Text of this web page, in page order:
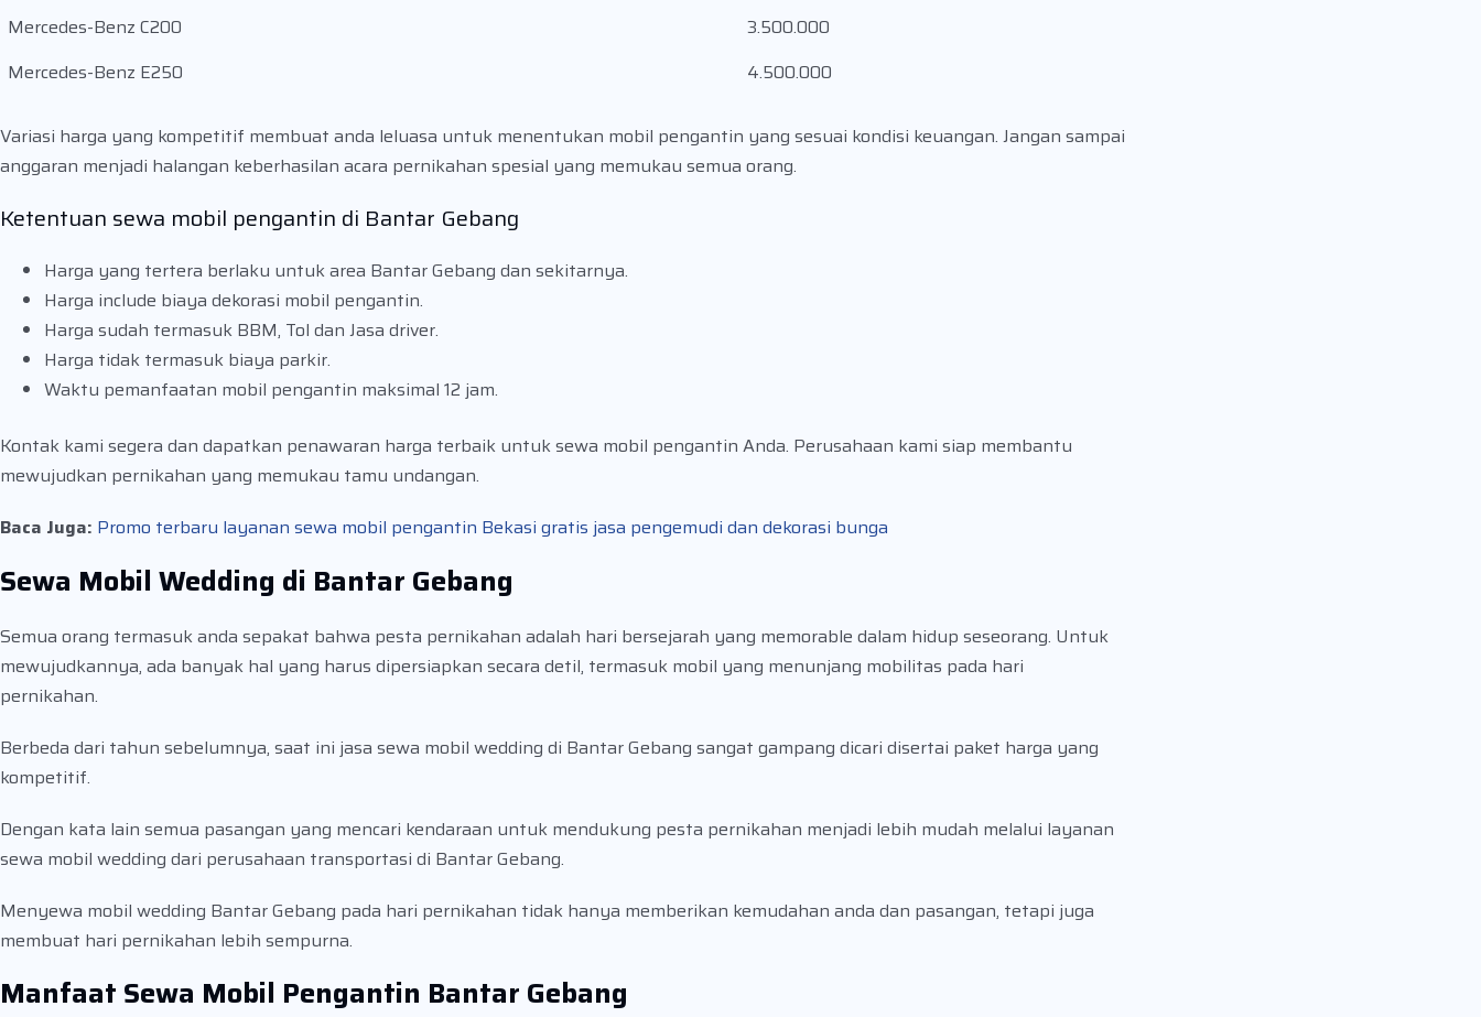
Mercedes-Benz C200
3.500.000
Mercedes-Benz E250
4.500.000
Variasi harga yang kompetitif membuat anda leluasa untuk menentukan mobil pengantin yang sesuai kondisi keuangan. Jangan sampai
anggaran menjadi halangan keberhasilan acara pernikahan spesial yang memukau semua orang.
Ketentuan sewa mobil pengantin di Bantar Gebang
Harga yang tertera berlaku untuk area Bantar Gebang dan sekitarnya.
Harga include biaya dekorasi mobil pengantin.
Harga sudah termasuk BBM, Tol dan Jasa driver.
Harga tidak termasuk biaya parkir.
Waktu pemanfaatan mobil pengantin maksimal 12 jam.
Kontak kami segera dan dapatkan penawaran harga terbaik untuk sewa mobil pengantin Anda. Perusahaan kami siap membantu
mewujudkan pernikahan yang memukau tamu undangan.
Baca Juga: Promo terbaru layanan sewa mobil pengantin Bekasi gratis jasa pengemudi dan dekorasi bunga
Sewa Mobil Wedding di Bantar Gebang
Semua orang termasuk anda sepakat bahwa pesta pernikahan adalah hari bersejarah yang memorable dalam hidup seseorang. Untuk
mewujudkannya, ada banyak hal yang harus dipersiapkan secara detil, termasuk mobil yang menunjang mobilitas pada hari
pernikahan.
Berbeda dari tahun sebelumnya, saat ini jasa sewa mobil wedding di Bantar Gebang sangat gampang dicari disertai paket harga yang
kompetitif.
Dengan kata lain semua pasangan yang mencari kendaraan untuk mendukung pesta pernikahan menjadi lebih mudah melalui layanan
sewa mobil wedding dari perusahaan transportasi di Bantar Gebang.
Menyewa mobil wedding Bantar Gebang pada hari pernikahan tidak hanya memberikan kemudahan anda dan pasangan, tetapi juga
membuat hari pernikahan lebih sempurna.
Manfaat Sewa Mobil Pengantin Bantar Gebang